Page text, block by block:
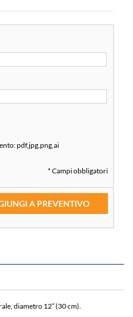
pdf,jpg,png,ai
* Campi obbligatori
A PREVENTIVO
diametro 12” (30 cm).